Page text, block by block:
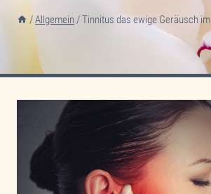
/Allgemein /Tinnitus das ewige Geräusch